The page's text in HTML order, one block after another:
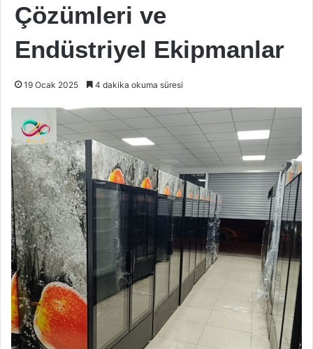
Çözümleri ve
Endüstriyel Ekipmanlar
19 Ocak 2025 4 dakika okuma süresi